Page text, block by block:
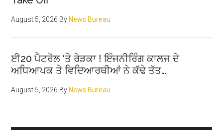
August 5, 2026 By News Bureau
ਈ20 ਪੈਟਰੋਲ ‘ਤੇ ਰੇੜਕਾ ! ਇੰਜਨੀਰਿੰਗ ਕਾਲਜ ਦੇ
ਅਧਿਆਪਕ ਤੇ ਵਿਦਿਆਰਥੀਆਂ ਨੇ ਕੱਢੇ ਤੱਤ…
August 5, 2026 By News Bureau